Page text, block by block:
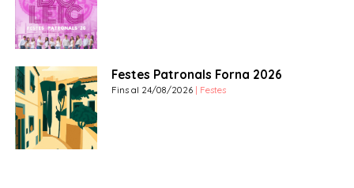
Festes Patronals Forna 2026
Fins al 24/08/2026 | Festes